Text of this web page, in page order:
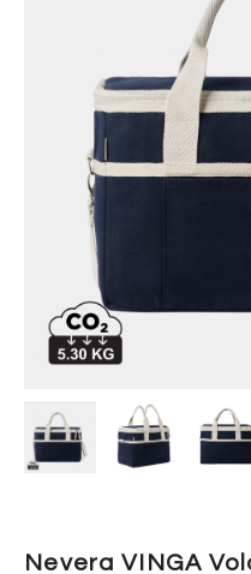
Nevera VINGA